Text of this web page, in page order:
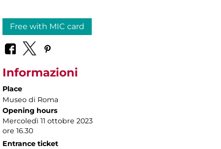
Free with MIC card
Informazioni
Place
Museo di Roma
Opening hours
Mercoledì 11 ottobre 2023
ore 16.30
Entrance ticket